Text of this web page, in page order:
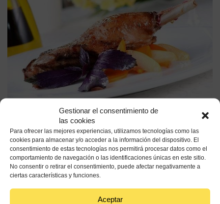
Gestionar el consentimiento de
las cookies
Para ofrecer las mejores experiencias, utilizamos tecnologías como las
cookies para almacenar y/o acceder a la información del dispositivo. El
consentimiento de estas tecnologías nos permitirá procesar datos como el
comportamiento de navegación o las identificaciones únicas en este sitio.
No consentir o retirar el consentimiento, puede afectar negativamente a
ciertas características y funciones.
Aceptar
Fuente: Daniel Olivella